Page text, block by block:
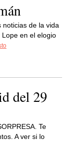
noticias de la vida
en el elogio
del 29
Te
A ver si lo